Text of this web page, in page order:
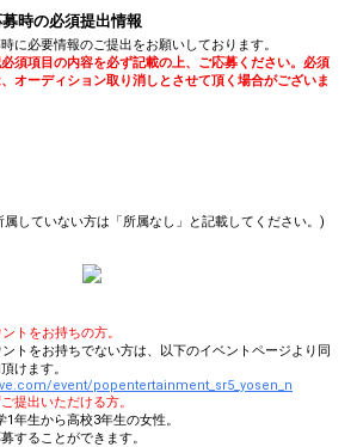
時の必須提出情報
に必要情報のご提出をお願いしております。
須項目の内容を必ず記載の上、ご応募ください。必須
オーディション取り消しとさせて頂く場合がございま
属していない方は「所属なし」と記載してください。)
トをお持ちの方。
トをお持ちでない方は、以下のイベントページより同
けます。
event/popentertainment_sr5_yosen_n
提出いただける方。
年生から高校3年生の女性。
することができます。